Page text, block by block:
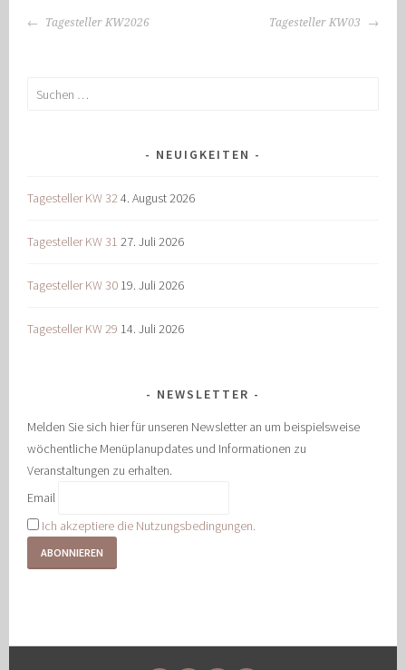
BEITRAGS-
Tagesteller KW2026 Tagesteller KW03
Suchen
NEUIGKEITEN
Tagesteller KW 324. August 2026
Tagesteller KW 31 27. Juli 2026
Tagesteller KW 30 19. Juli 2026
Tagesteller KW 29 14. Juli 2026
NEWSLETTER
Melden Sie sich hier für unseren Newsletter an um beispielsweise
wöchentliche Menüplanupdates und Informationen zu
Veranstaltungen zu erhalten.
Email
Ich akzeptiere die Nutzungsbedingungen.